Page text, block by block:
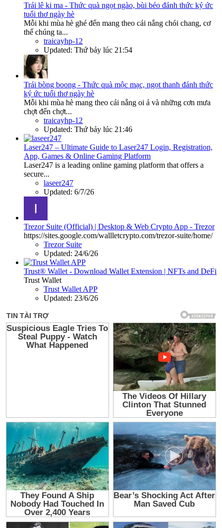
Trái lê ki ma - Thức quà ngọt ngào, bùi béo đánh thức ký ức
tuổi thơ ngày hè
Mỗi khi mùa hè ghé đến mang theo cái nắng chói chang, cơ
thể chúng ta...
traicayhp-12
Updated: Thứ bảy lúc 21:54
Trái bòng boong - Thức quà mộc mạc, ngọt thanh đánh thức
ký ức tuổi thơ ngày hè
Mỗi khi mùa hè mang theo cái nắng oi ả và những cơn mưa
chợt đến chợt...
traicayhp-12
Updated: Thứ bảy lúc 21:46
Laser247 – Ultimate Guide to Laser247 Login, Registration,
App, Games & Online Gaming Platform
Laser247 is a leading online gaming platform that offers a
secure...
laseer247
Updated: 6/7/26
Trezor Suite (Official) | Desktop & Web Crypto App - Trezor
https://sites.google.com/wallletcrypto.com/trezor-suite/home/
Trezor Suite
Updated: 24/6/26
Trust® Wallet - Download Wallet Extension | NFTs and DeFi
Trust Wallet
Trust Wallet APP
Updated: 23/6/26